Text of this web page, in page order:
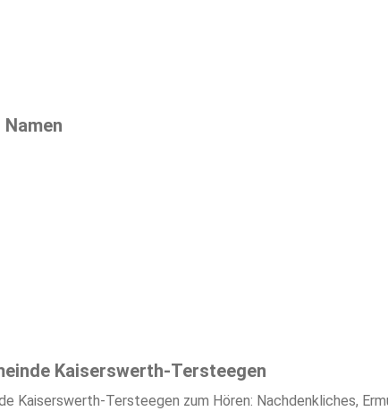
Kaiserswerth-Tersteegen
Kaiserswerth-Tersteegen zum Hören: Nachdenkliches,